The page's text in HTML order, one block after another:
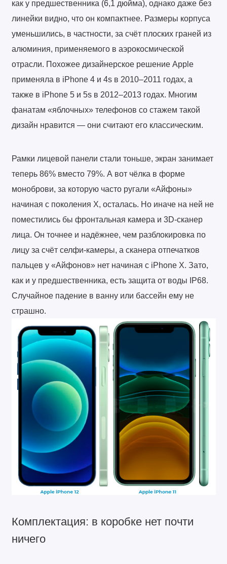
как у предшественника (6,1 дюйма), однако даже без
линейки видно, что он компактнее. Размеры корпуса
уменьшились, в частности, за счёт плоских граней из
алюминия, применяемого в аэрокосмической
отрасли. Похожее дизайнерское решение Apple
применяла в iPhone 4 и 4s в 2010–2011 годах, а
также в iPhone 5 и 5s в 2012–2013 годах. Многим
фанатам «яблочных» телефонов со стажем такой
дизайн нравится — они считают его классическим.
Рамки лицевой панели стали тоньше, экран занимает
теперь 86% вместо 79%. А вот чёлка в форме
моноброви, за которую часто ругали «Айфоны»
начиная с поколения X, осталась. Но иначе на ней не
поместились бы фронтальная камера и 3D-сканер
лица. Он точнее и надёжнее, чем разблокировка по
лицу за счёт селфи-камеры, а сканера отпечатков
пальцев у «Айфонов» нет начиная с iPhone X. Зато,
как и у предшественника, есть защита от воды IP68.
Случайное падение в ванну или бассейн ему не
страшно.
Комплектация: в коробке нет почти
ничего